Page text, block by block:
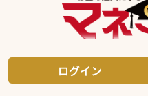
ログイン